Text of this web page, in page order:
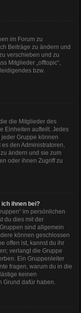
im Forum zu
Beiträge zu ändern und
verschieben und zu
Mitglieder „offtopic“,
bzw.
die Mitglieder des
Einheiten aufteilt. Jedes
Gruppe können
den Administratoren,
ändern und sie zum
oder ihnen Zugriff zu
ihnen bei?
im persönlichen
du dies mit der
sind allgemein
können geschlossen
offen ist, kannst du ihr
verlangt die Gruppe
Ein Gruppenleiter
fragen, warum du in die
keinen
Grund dafür haben.